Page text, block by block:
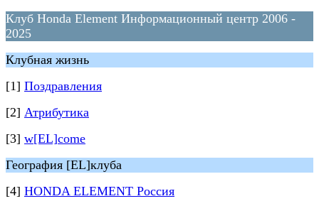
Клуб Honda Element Информационный центр 2006 -
2025
Клубная жизнь
[1] Поздравления
[2] Атрибутика
[3] w[EL]come
География [EL]клуба
[4] HONDA ELEMENT Россия